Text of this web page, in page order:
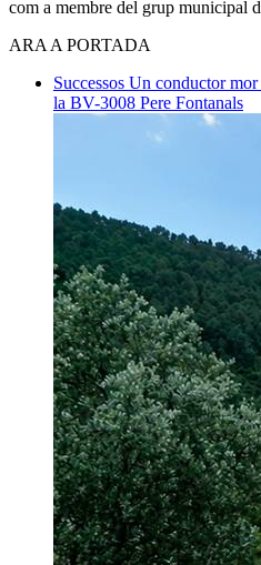
com a membre del grup municipal
ARA A PORTADA
Successos Un conductor mor
la BV-3008 Pere Fontanals